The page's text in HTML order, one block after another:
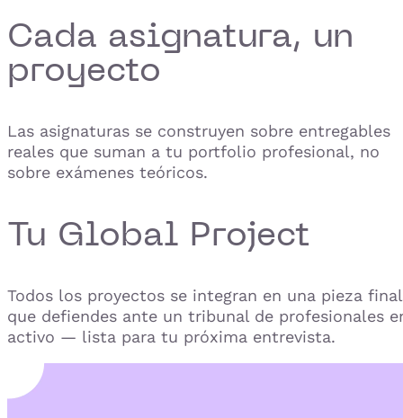
Cada asignatura, un
proyecto
Las asignaturas se construyen sobre entregables
reales que suman a tu portfolio profesional, no
sobre exámenes teóricos.
Tu Global Project
Todos los proyectos se integran en una pieza final
que defiendes ante un tribunal de profesionales
activo — lista para tu próxima entrevista.